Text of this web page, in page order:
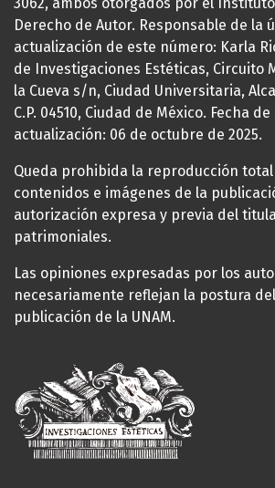
Derecho de Autor. Responsable de la
actualización de este número: Karla
de Investigaciones Estéticas, Circuito
la Cueva s/n, Ciudad Universitaria,
C.P. 04510, Ciudad de México. Fecha
actualización: 06 de octubre de 2025.
Queda prohibida la reproducción
contenidos e imágenes de la
autorización expresa y previa del
patrimoniales.
Las opiniones expresadas por los
necesariamente reflejan la postura
publicación de la UNAM.